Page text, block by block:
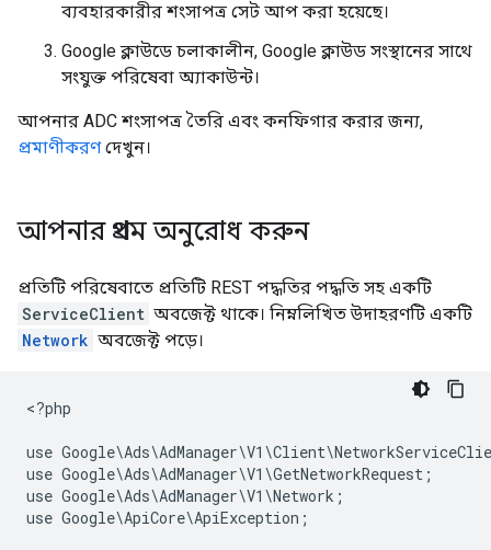
ব্যবহারকারীর শংসাপত্র সেট আপ করা হয়েছে।
Google ক্লাউডে চলাকালীন, Google ক্লাউড সংস্থানের সাথে
সংযুক্ত পরিষেবা অ্যাকাউন্ট।
আপনার ADC শংসাপত্র তৈরি এবং কনফিগার করার জন্য,
প্রমাণীকরণদেখুন।
আপনার প্রথম অনুরোধ করুন
প্রতিটি পরিষেবাতে প্রতিটি REST পদ্ধতির পদ্ধতি সহ একটি
ServiceClient অবজেক্ট থাকে। নিম্নলিখিত উদাহরণটি একটি
Network অবজেক্ট পড়ে।
<?php
use
use Google\Ads\AdManager\V1\GetNetworkRequest;
use Google\Ads\AdManager\V1\Network;
use Google\ApiCore\ApiException;